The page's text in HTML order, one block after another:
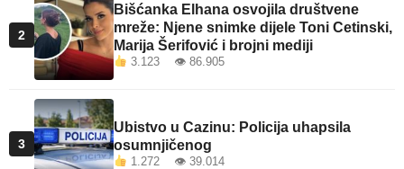
2
Bišćanka Elhana osvojila društvene
mreže: Njene snimke dijele Toni Cetinski,
Marija Šerifović i brojni mediji
3.123 👁 86.905
3
Ubistvo u Cazinu: Policija uhapsila
osumnjičenog
1.272 👁 39.014